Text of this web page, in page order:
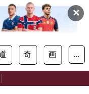
✕
奇 画 ...